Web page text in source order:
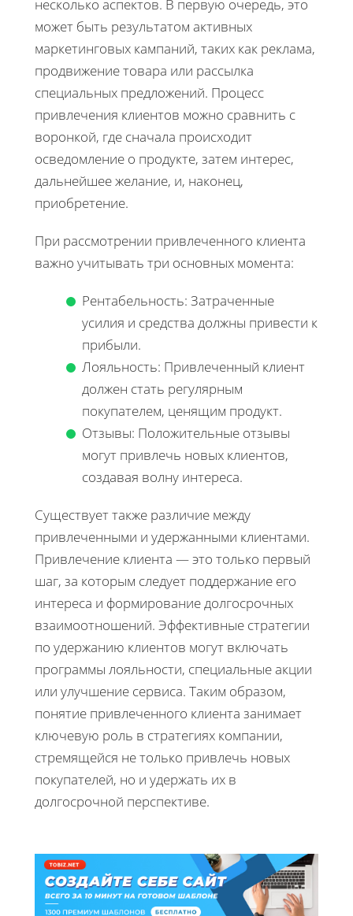
несколько аспектов. В первую очередь, это
может быть результатом активных
маркетинговых кампаний, таких как реклама,
продвижение товара или рассылка
специальных предложений. Процесс
привлечения клиентов можно сравнить с
воронкой, где сначала происходит
осведомление о продукте, затем интерес,
дальнейшее желание, и, наконец,
приобретение.
При рассмотрении привлеченного клиента
важно учитывать три основных момента:
Рентабельность: Затраченные
усилия и средства должны привести к
прибыли.
Лояльность: Привлеченный клиент
должен стать регулярным
покупателем, ценящим продукт.
Отзывы: Положительные отзывы
могут привлечь новых клиентов,
создавая волну интереса.
Существует также различие между
привлеченными и удержанными клиентами.
Привлечение клиента — это только первый
шаг, за которым следует поддержание его
интереса и формирование долгосрочных
взаимоотношений. Эффективные стратегии
по удержанию клиентов могут включать
программы лояльности, специальные акции
или улучшение сервиса. Таким образом,
понятие привлеченного клиента занимает
ключевую роль в стратегиях компании,
стремящейся не только привлечь новых
покупателей, но и удержать их в
долгосрочной перспективе.